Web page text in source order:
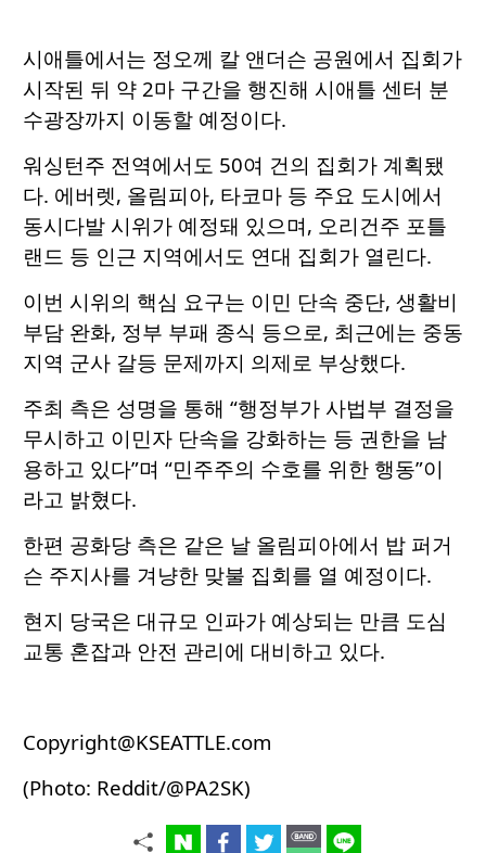
시애틀에서는 정오께 칼 앤더슨 공원에서 집회가
시작된 뒤 약 2마 구간을 행진해 시애틀 센터 분
수광장까지 이동할 예정이다.
워싱턴주 전역에서도 50여 건의 집회가 계획됐
다. 에버렛, 올림피아, 타코마 등 주요 도시에서
동시다발 시위가 예정돼 있으며, 오리건주 포틀
랜드 등 인근 지역에서도 연대 집회가 열린다.
이번 시위의 핵심 요구는 이민 단속 중단, 생활비
부담 완화, 정부 부패 종식 등으로, 최근에는 중동
지역 군사 갈등 문제까지 의제로 부상했다.
주최 측은 성명을 통해 “행정부가 사법부 결정을
무시하고 이민자 단속을 강화하는 등 권한을 남
용하고 있다”며 “민주주의 수호를 위한 행동”이
라고 밝혔다.
한편 공화당 측은 같은 날 올림피아에서 밥 퍼거
슨 주지사를 겨냥한 맞불 집회를 열 예정이다.
현지 당국은 대규모 인파가 예상되는 만큼 도심
교통 혼잡과 안전 관리에 대비하고 있다.
Copyright@KSEATTLE.com
(Photo: Reddit/@PA2SK)